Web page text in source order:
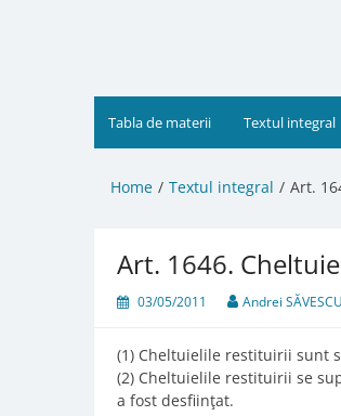
Tabla de materii Textul integral
Home Textul integral Art.
Art. 1646.
03/05/2011 Andrei SĂVESCU
(1) Cheltuielile restituirii sunt
(2) Cheltuielile restituirii se
a fost desfiinţat.